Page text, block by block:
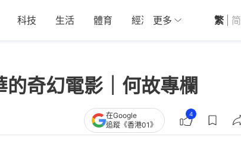
科技 生活 體育 經濟 01深圳 觀點
更多 繁 简
的奇幻電影｜何故專欄
在Google
追蹤《香港01》
4